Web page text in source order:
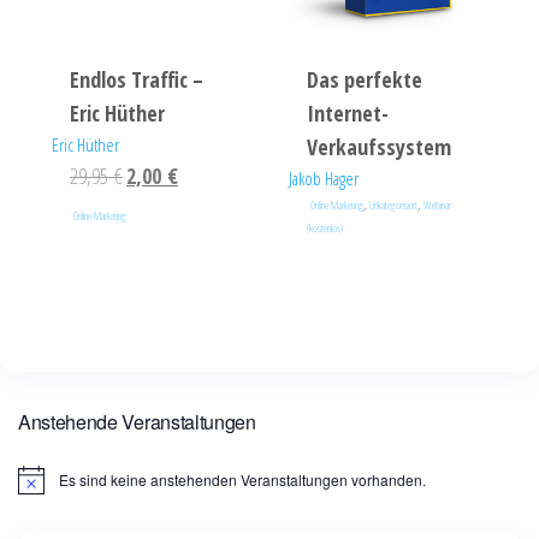
Endlos Traffic –
Eric Hüther
Eric Hüther
29,95€2,00 €
Online Marketing
Das perfekte
Internet-
Verkaufssystem
Jakob Hager
Online Marketing, Unkategorisiert, Webinar
(kostenlos)
Anstehende Veranstaltungen
H
Es sind keine anstehenden Veranstaltungen vorhanden.